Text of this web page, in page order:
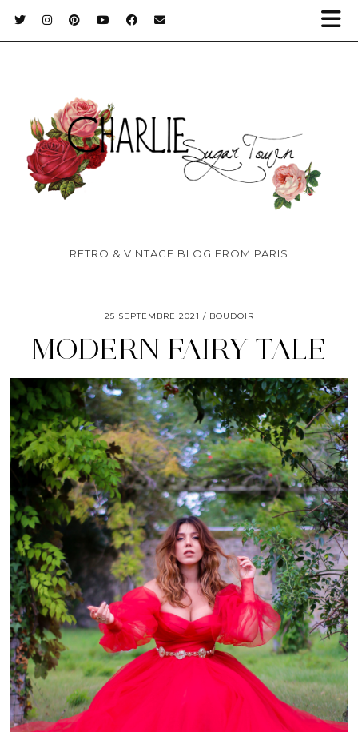
RETRO & VINTAGE BLOG FROM PARIS
25 SEPTEMBRE 2021 BOUDOIR
MODERN FAIRY TALE